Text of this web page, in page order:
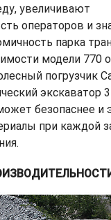
увеличивают
операторов и
парка
модели 770
погрузчик
экскаватор
безопаснее и
при каждой